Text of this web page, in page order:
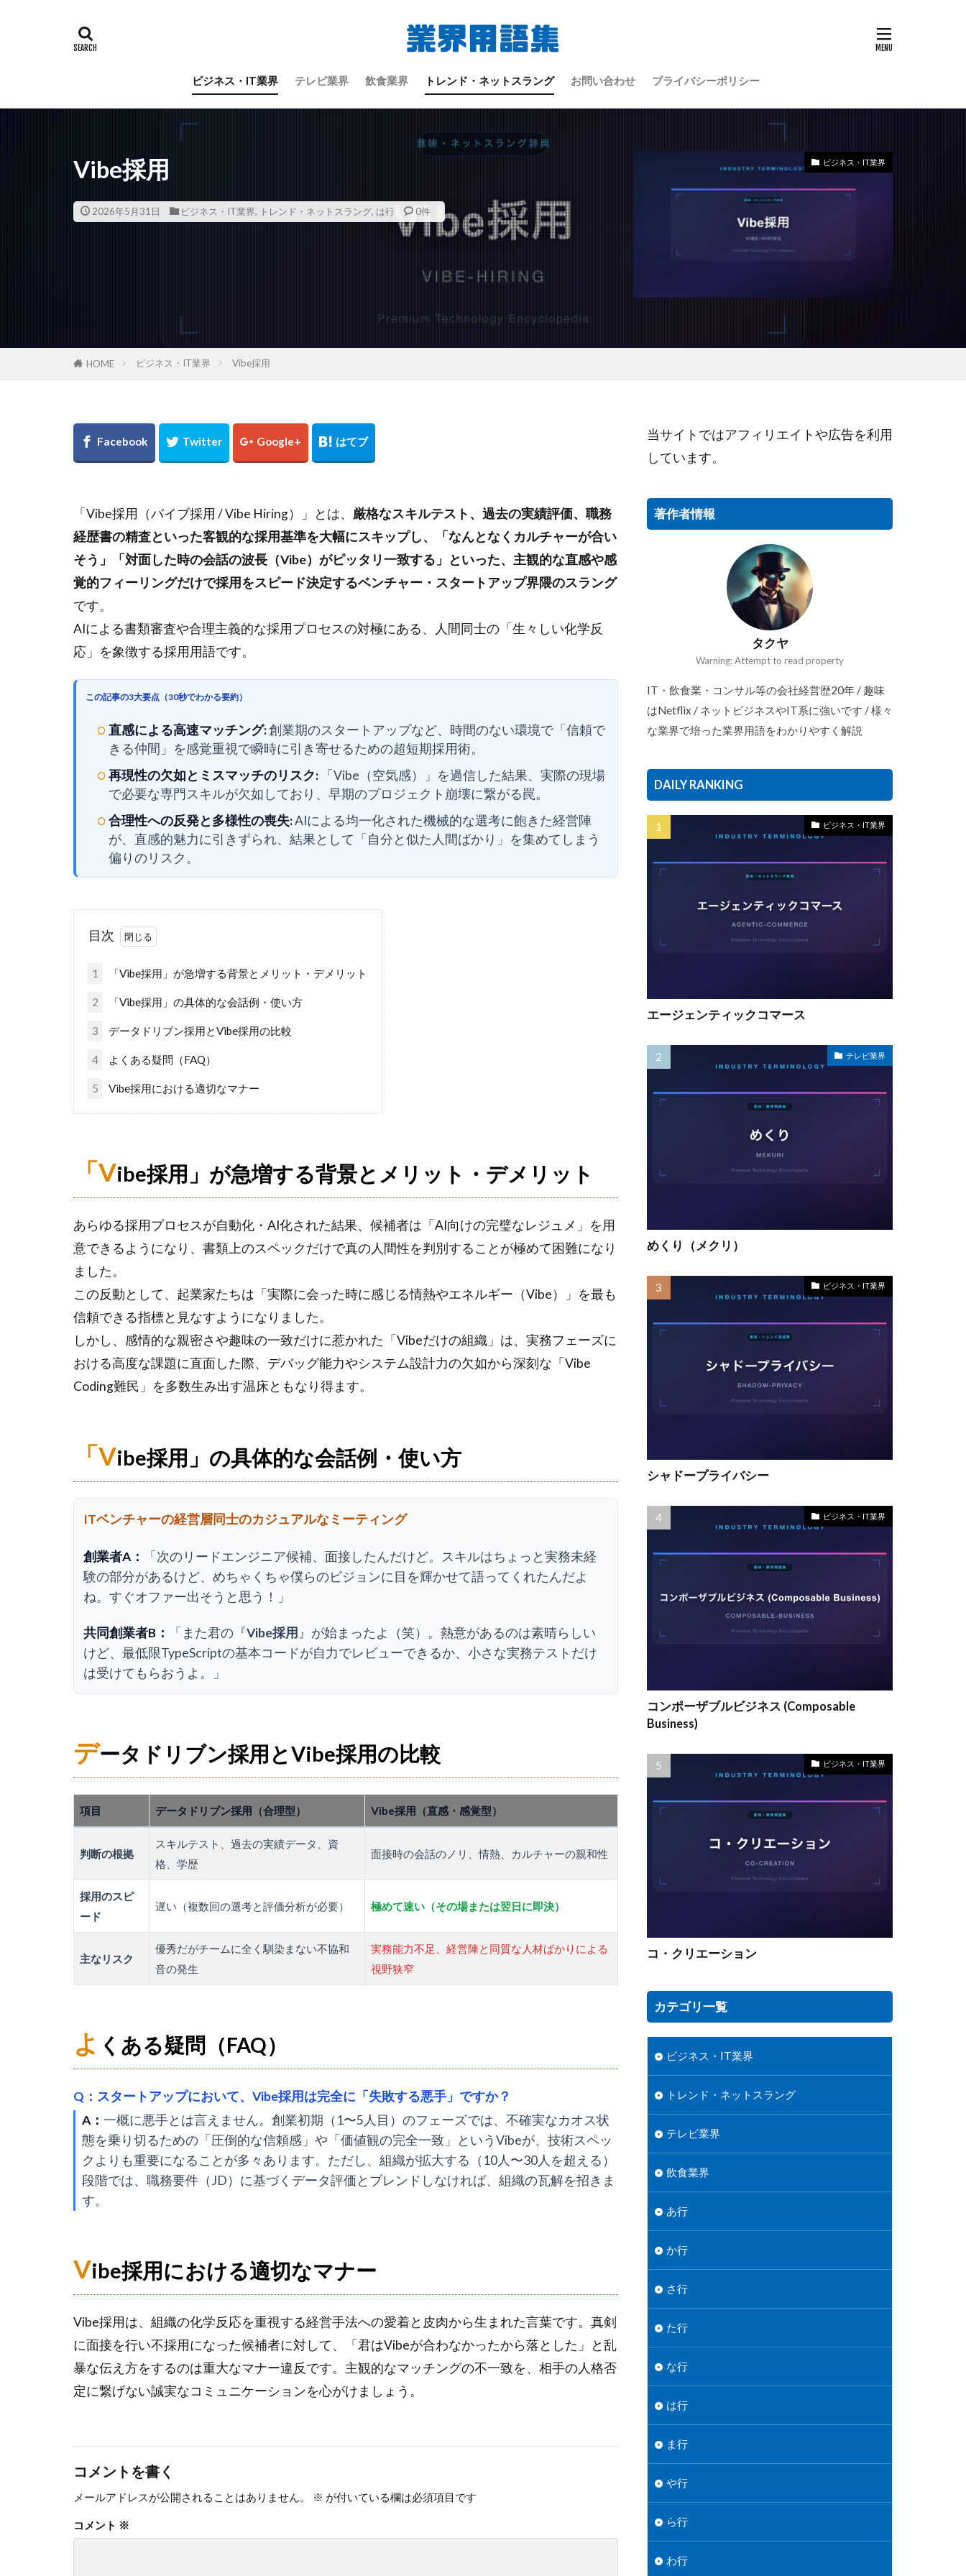
ビジネス・IT業界 テレビ業界 飲食業界 トレンド・ネットスラング お問い合わせ プライバシーポリシー
Vibe採用
2026年5月31日 ビジネス・IT業界, トレンド・ネットスラング, は行 0件
ビジネス・IT業界
HOME ビジネス・IT業界 Vibe採用
「Vibe採用（バイブ採用 / Vibe Hiring）」とは、 厳格なスキルテスト、過去の実績評価、職務
経歴書の精査といった客観的な採用基準を大幅にスキップし、「なんとなくカルチャーが合い
そう」「対面した時の会話の波長（Vibe）がピッタリ一致する」といった、主観的な直感や感
覚的フィーリングだけで採用をスピード決定するベンチャー・スタートアップ界隈のスラング
です。
AIによる書類審査や合理主義的な採用プロセスの対極にある、人間同士の「生々しい化学反
応」を象徴する採用用語です。
この記事の3大要点（30秒でわかる要約）
直感による高速マッチング:創業期のスタートアップなど、時間のない環境で「信頼で
きる仲間」を感覚重視で瞬時に引き寄せるための超短期採用術。
再現性の欠如とミスマッチのリスク: 「Vibe（空気感）」を過信した結果、実際の現場
で必要な専門スキルが欠如しており、早期のプロジェクト崩壊に繋がる罠。
合理性への反発と多様性の喪失:AIによる均一化された機械的な選考に飽きた経営陣
が、直感的魅力に引きずられ、結果として「自分と似た人間ばかり」を集めてしまう
偏りのリスク。
目次
1 「Vibe採用」が急増する背景とメリット・デメリット
2 「Vibe採用」の具体的な会話例・使い方
3 データドリブン採用とVibe採用の比較
4 よくある疑問（FAQ）
5 Vibe採用における適切なマナー
「Vibe採用」が急増する背景とメリット・デメリット
あらゆる採用プロセスが自動化・AI化された結果、候補者は「AI向けの完璧なレジュメ」を用
意できるようになり、書類上のスペックだけで真の人間性を判別することが極めて困難になり
ました。
この反動として、起業家たちは「実際に会った時に感じる情熱やエネルギー（Vibe）」を最も
信頼できる指標と見なすようになりました。
しかし、感情的な親密さや趣味の一致だけに惹かれた「Vibeだけの組織」は、実務フェーズに
おける高度な課題に直面した際、デバッグ能力やシステム設計力の欠如から深刻な「Vibe
Coding難民」を多数生み出す温床ともなり得ます。
「Vibe採用」の具体的な会話例・使い方
ITベンチャーの経営層同士のカジュアルなミーティング
創業者A：
「次のリードエンジニア候補、面接したんだけど。スキルはちょっと実務未経
験の部分があるけど、めちゃくちゃ僕らのビジョンに目を輝かせて語ってくれたんだよ
ね。すぐオファー出そうと思う！」
共同創業者B： 「また君の『Vibe採用 』が始まったよ（笑）。熱意があるのは素晴らしい
けど、最低限TypeScriptの基本コードが自力でレビューできるか、小さな実務テストだけ
は受けてもらおうよ。」
データドリブン採用とVibe採用の比較
項目 データドリブン採用（合理型） Vibe採用（直感・感覚型）
判断の根拠
スキルテスト、過去の実績データ、資
格、学歴
面接時の会話のノリ、情熱、カルチャーの親和性
採用のスピ
ード
遅い（複数回の選考と評価分析が必要） 極めて速い（その場または翌日に即決）
主なリスク
優秀だがチームに全く馴染まない不協和
音の発生
実務能力不足、経営陣と同質な人材ばかりによる
視野狭窄
よ くある疑問（FAQ）
Q：スタートアップにおいて、Vibe採用は完全に「失敗する悪手」ですか？
A： 一概に悪手とは言えません。創業初期（1〜5人目）のフェーズでは、不確実なカオス状
態を乗り切るための「圧倒的な信頼感」や「価値観の完全一致」というVibeが、技術スペッ
クよりも重要になることが多々あります。ただし、組織が拡大する（10人〜30人を超える）
段階では、職務要件（JD）に基づくデータ評価とブレンドしなければ、組織の瓦解を招きま
す。
Vibe採用における適切なマナー
Vibe採用は、組織の化学反応を重視する経営手法への愛着と皮肉から生まれた言葉です。真剣
に面接を行い不採用になった候補者に対して、「君はVibeが合わなかったから落とした」と乱
暴な伝え方をするのは重大なマナー違反です。主観的なマッチングの不一致を、相手の人格否
定に繋げない誠実なコミュニケーションを心がけましょう。
コメントを書く
メールアドレスが公開されることはありません。 ※ が付いている欄は必須項目です
コメント ※
当サイトではアフィリエイトや広告を利用
しています。
著作者情報
タクヤ
Warning: Attempt to read property
IT・飲食業・コンサル等の会社経営歴20年 / 趣味
はNetflix / ネットビジネスやIT系に強いです / 様々
な業界で培った業界用語をわかりやすく解説
DAILY RANKING
ビジネス・IT業界
エージェンティックコマース
テレビ業界
めくり（メクリ）
ビジネス・IT業界
シャドープライバシー
ビジネス・IT業界
コンポーザブルビジネス (Composable
Business)
ビジネス・IT業界
コ・クリエーション
カテゴリ一覧
ビジネス・IT業界
トレンド・ネットスラング
テレビ業界
飲食業界
あ行
か行
さ行
た行
な行
は行
ま行
や行
ら行
わ行
検索